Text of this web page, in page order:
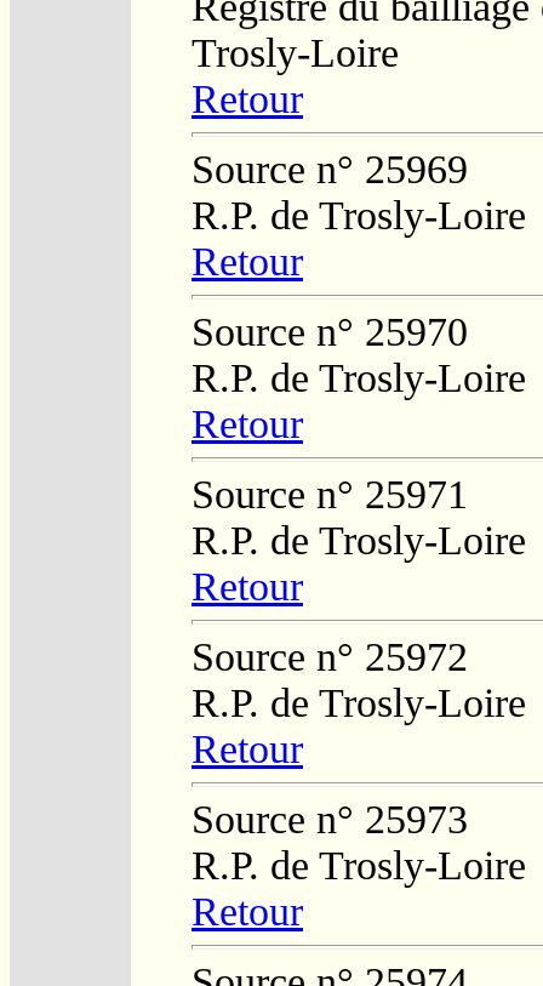
Trosly-Loire
Retour
Source n° 25969
R.P. de Trosly-Loire
Retour
Source n° 25970
R.P. de Trosly-Loire
Retour
Source n° 25971
R.P. de Trosly-Loire
Retour
Source n° 25972
R.P. de Trosly-Loire
Retour
Source n° 25973
R.P. de Trosly-Loire
Retour